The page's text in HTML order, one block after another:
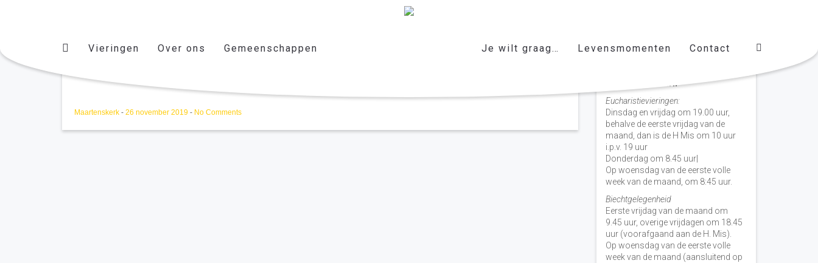
Vieringen Over ons Gemeenschappen Je wilt graag… Levensmomenten Contact
Maartenskerk - 26 november 2019 - No Comments
Vieringen door de week
H. Nicolaas Baarn
Eucharistievieringen:
Dinsdag en vrijdag om 19.00 uur,
behalve de eerste vrijdag van de
maand, dan is de H Mis om 10 uur
i.p.v. 19 uur
Donderdag om 8.45 uur|
Op woensdag van de eerste volle
week van de maand, om 8:45 uur.
Biechtgelegenheid
Eerste vrijdag van de maand om
9.45 uur, overige vrijdagen om 18.45
uur (voorafgaand aan de H. Mis).
Op woensdag van de eerste volle
week van de maand (aansluitend op